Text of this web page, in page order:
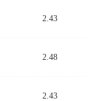
2.43
2.48
2.43